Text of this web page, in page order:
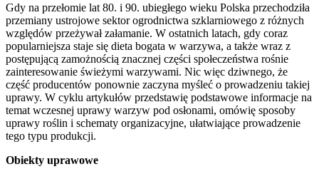
Gdy na przełomie lat 80. i 90. ubiegłego wieku Polska przechodziła
przemiany ustrojowe sektor ogrodnictwa szklarniowego z różnych
względów przeżywał załamanie. W ostatnich latach, gdy coraz
popularniejsza staje się dieta bogata w warzywa, a także wraz z
postępującą zamożnością znacznej części społeczeństwa rośnie
zainteresowanie świeżymi warzywami. Nic więc dziwnego, że
część producentów ponownie zaczyna myśleć o prowadzeniu takiej
uprawy. W cyklu artykułów przedstawię podstawowe informacje na
temat wczesnej uprawy warzyw pod osłonami, omówię sposoby
uprawy roślin i schematy organizacyjne, ułatwiające prowadzenie
tego typu produkcji.
Obiekty uprawowe